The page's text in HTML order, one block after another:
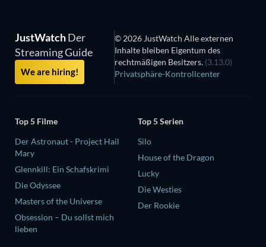
JustWatchDer
Streaming Guide
We are hiring!
© 2026 JustWatch Alle externen
Inhalte bleiben Eigentum des
rechtmäßigen Besitzers. (3.13.0)
Privatsphäre-Kontrollcenter
Top 5 Filme
Der Astronaut - Project Hail
Mary
Glennkill: Ein Schafskrimi
Die Odyssee
Masters of the Universe
Obsession – Du sollst mich
lieben
Top 5 Serien
Silo
House of the Dragon
Lucky
Die Westies
Der Rookie